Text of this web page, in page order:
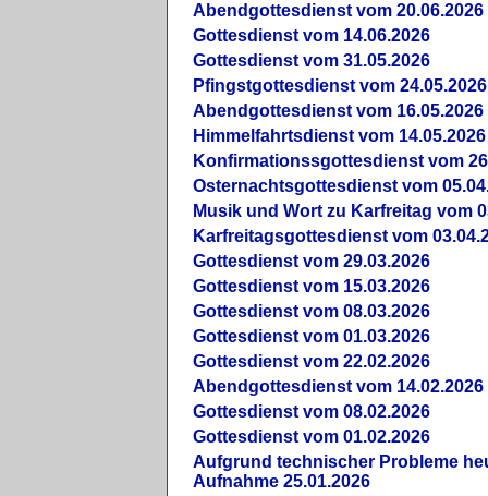
Abendgottesdienst vom 20.06.2026
Gottesdienst vom 14.06.2026
Gottesdienst vom 31.05.2026
Pfingstgottesdienst vom 24.05.2026
Abendgottesdienst vom 16.05.2026
Himmelfahrtsdienst vom 14.05.2026
Konfirmationssgottesdienst vom
Osternachtsgottesdienst vom
Musik und Wort zu Karfreitag vom
Karfreitagsgottesdienst vom
Gottesdienst vom 29.03.2026
Gottesdienst vom 15.03.2026
Gottesdienst vom 08.03.2026
Gottesdienst vom 01.03.2026
Gottesdienst vom 22.02.2026
Abendgottesdienst vom 14.02.2026
Gottesdienst vom 08.02.2026
Gottesdienst vom 01.02.2026
Aufgrund technischer Probleme
Aufnahme 25.01.2026